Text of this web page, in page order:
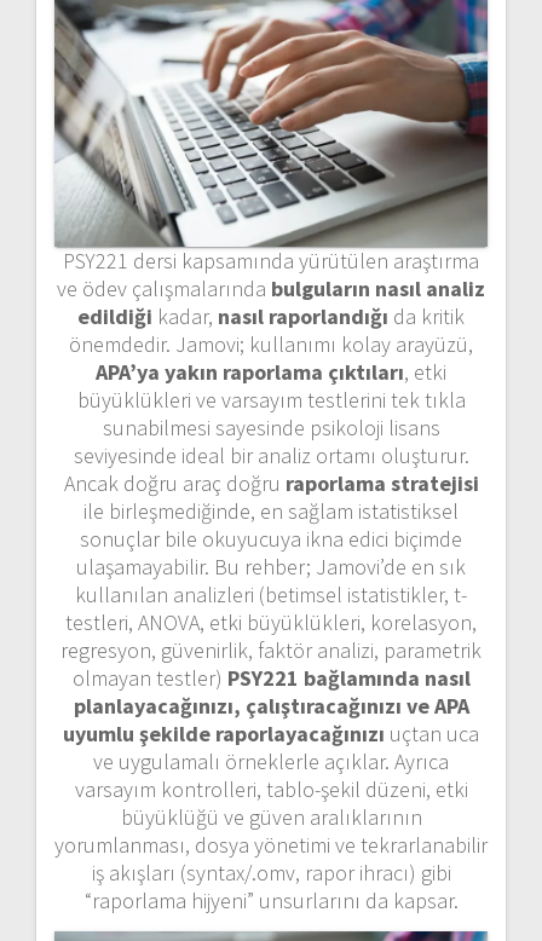
PSY221 dersi kapsamında yürütülen araştırma
ve ödev çalışmalarında bulguların nasıl analiz
edildiği kadar, nasıl raporlandığı da kritik
önemdedir. Jamovi; kullanımı kolay arayüzü,
APA’ya yakın raporlama çıktıları, etki
büyüklükleri ve varsayım testlerini tek tıkla
sunabilmesi sayesinde psikoloji lisans
seviyesinde ideal bir analiz ortamı oluşturur.
Ancak doğru araç doğru raporlama stratejisi
ile birleşmediğinde, en sağlam istatistiksel
sonuçlar bile okuyucuya ikna edici biçimde
ulaşamayabilir. Bu rehber; Jamovi’de en sık
kullanılan analizleri (betimsel istatistikler, t-
testleri, ANOVA, etki büyüklükleri, korelasyon,
regresyon, güvenirlik, faktör analizi, parametrik
olmayan testler) PSY221 bağlamında nasıl
planlayacağınızı, çalıştıracağınızı ve APA
uyumlu şekilde raporlayacağınızı uçtan uca
ve uygulamalı örneklerle açıklar. Ayrıca
varsayım kontrolleri, tablo-şekil düzeni, etki
büyüklüğü ve güven aralıklarının
yorumlanması, dosya yönetimi ve tekrarlanabilir
iş akışları (syntax/.omv, rapor ihracı) gibi
“raporlama hijyeni” unsurlarını da kapsar.